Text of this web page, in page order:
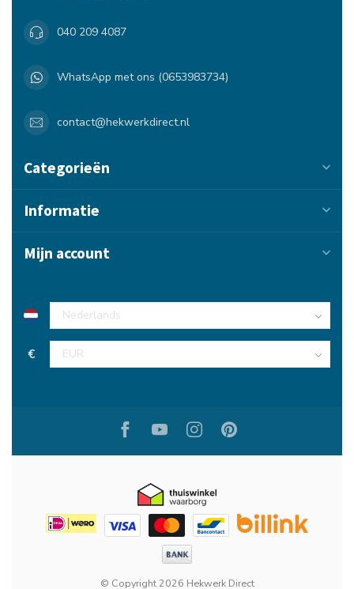
040 209 4087
WhatsApp met ons (0653983734)
contact@hekwerkdirect.nl
Categorieën
Informatie
Mijn account
€
© Copyright 2026 Hekwerk Direct